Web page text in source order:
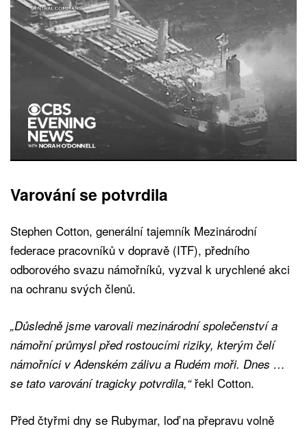
Varování se potvrdila
Stephen Cotton, generální tajemník Mezinárodní
federace pracovníků v dopravě (ITF), předního
odborového svazu námořníků, vyzval k urychlené akci
na ochranu svých členů.
„Důsledně jsme varovali mezinárodní společenství a
námořní průmysl před rostoucími riziky, kterým čelí
námořníci v Adenském zálivu a Rudém moři. Dnes …
se tato varování tragicky potvrdila,“řekl Cotton.
Před čtyřmi dny se Rubymar, loď na přepravu volně